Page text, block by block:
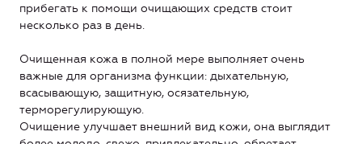
прибегать к помощи очищающих средств стоит
несколько раз в день.
Очищенная кожа в полной мере выполняет очень
важные для организма функции: дыхательную,
всасывающую, защитную, осязательную,
терморегулирующую.
Очищение улучшает внешний вид кожи, она выглядит